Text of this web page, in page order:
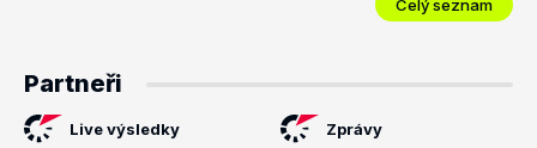
Celý seznam
Partneři
Live výsledky Zprávy